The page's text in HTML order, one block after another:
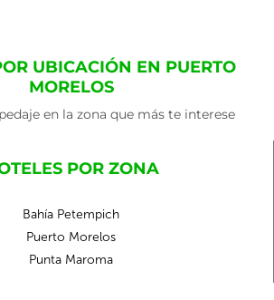
UBICACIÓN EN PUERTO
MORELOS
en la zona que más te interese
POR ZONA
Bahía Petempich
Puerto Morelos
Punta Maroma